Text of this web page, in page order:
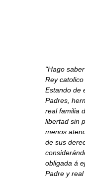
"Hago
Rey
Estando de
Padres,
real familia
libertad sin
menos
de sus
obligada á
Padre y